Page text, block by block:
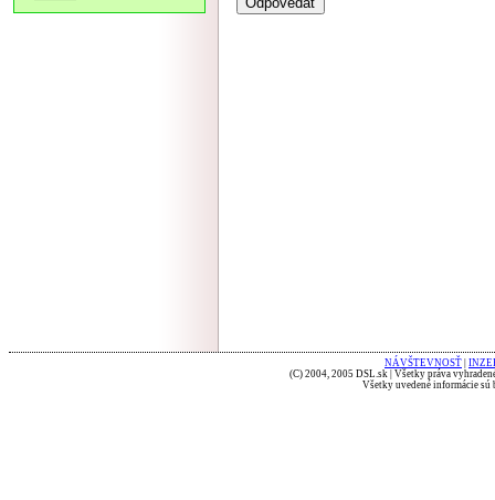
NÁVŠTEVNOSŤ
(C) 2004, 2005 DSL.sk | Všetky práva
Všetky uvedené informácie sú